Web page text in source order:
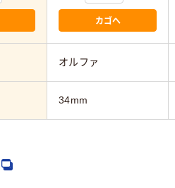
カゴへ
オルファ
34mm